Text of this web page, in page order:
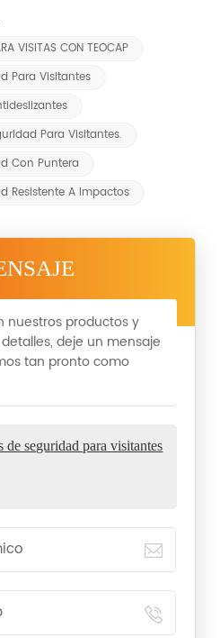
VISITAS CON TEOCAP
Para Visitantes
Para Visitantes.
Con Puntera
Resistente A Impactos
nuestros productos y
deje un mensaje
tan pronto como
de seguridad para visitantes